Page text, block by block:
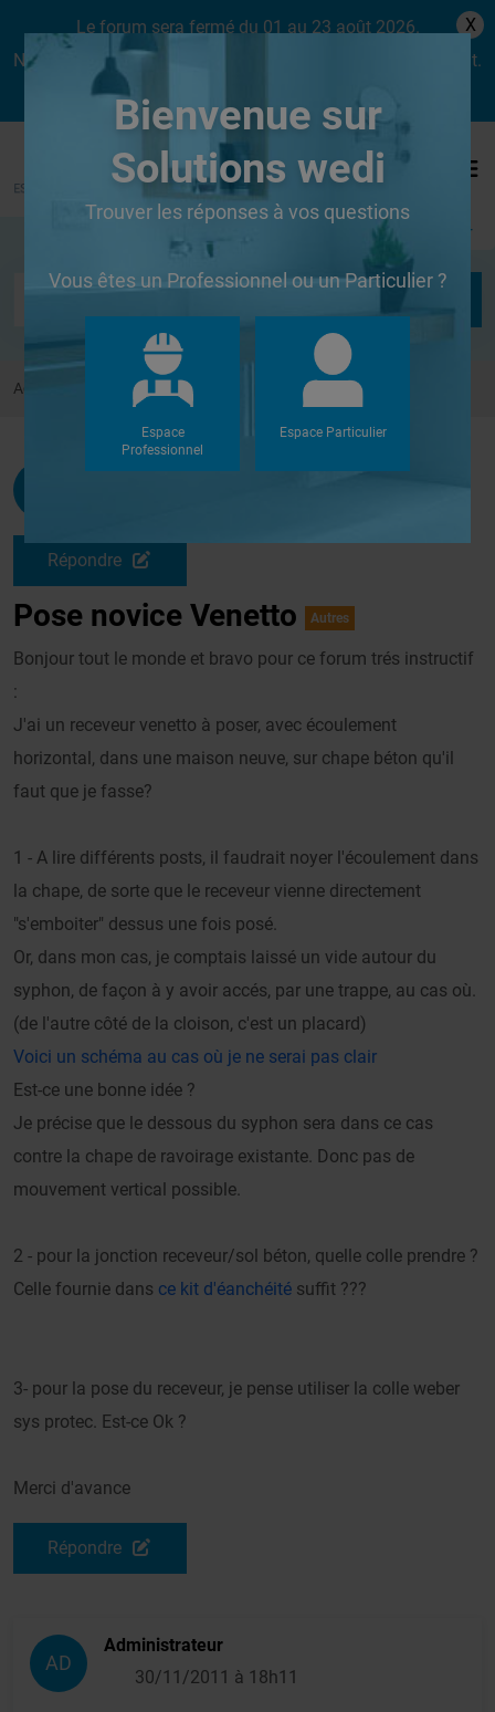
Le forum sera fermé du 01 au 23 août 2026.
Nous aurons le plaisir de vous retrouver dès le lundi 24 août.
X
Se connecter
Accueil Forums Autres Pose novice Venetto
Dodiflo
Répondre
Pose novice Venetto Autres
Bonjour tout le monde et bravo pour ce forum trés instructif
:
J'ai un receveur venetto à poser, avec écoulement
horizontal, dans une maison neuve, sur chape béton qu'il
faut que je fasse?
1 - A lire différents posts, il faudrait noyer l'écoulement dans
la chape, de sorte que le receveur vienne directement
"s'emboiter" dessus une fois posé.
Or, dans mon cas, je comptais laissé un vide autour du
syphon, de façon à y avoir accés, par une trappe, au cas où.
(de l'autre côté de la cloison, c'est un placard)
Voici un schéma au cas où je ne serai pas clair
Est-ce une bonne idée ?
Je précise que le dessous du syphon sera dans ce cas
contre la chape de ravoirage existante. Donc pas de
mouvement vertical possible.
2 - pour la jonction receveur/sol béton, quelle colle prendre ?
Celle fournie dans ce kit d'éanchéité suffit ???
3- pour la pose du receveur, je pense utiliser la colle weber
sys protec. Est-ce Ok ?
Merci d'avance
Répondre
AD
Administrateur
30/11/2011 à 18h11
Bienvenue sur
Solutions wedi
Trouver les réponses à vos questions
Vous êtes un Professionnel ou un Particulier ?
Espace
Professionnel
Espace Particulier